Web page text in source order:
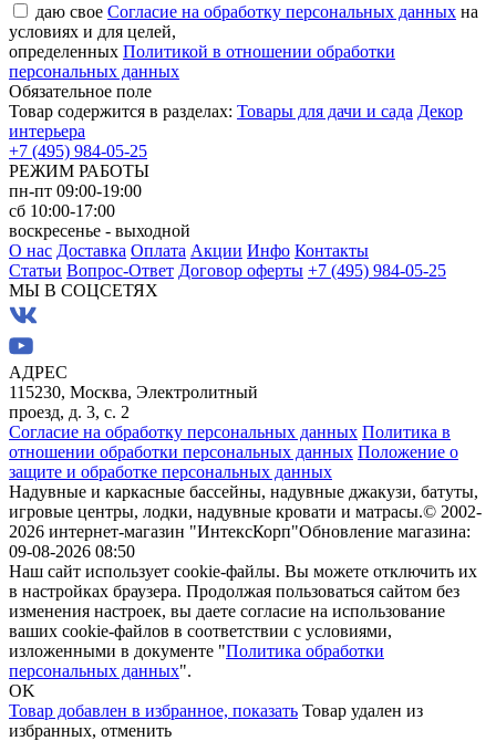
даю свое Согласие на обработку персональных данных на
условиях и для целей,
определенных Политикой в отношении обработки
персональных данных
Обязательное поле
Товар содержится в разделах: Товары для дачи и сада Декор
интерьера
+7 (495) 984-05-25
РЕЖИМ РАБОТЫ
пн-пт 09:00-19:00
сб 10:00-17:00
воскресенье - выходной
О нас Доставка Оплата Акции Инфо Контакты
Статьи Вопрос-Ответ Договор оферты +7 (495) 984-05-25
МЫ В СОЦСЕТЯХ
АДРЕС
115230, Москва, Электролитный
проезд, д. 3, с. 2
Согласие на обработку персональных данных Политика в
отношении обработки персональных данных Положение о
защите и обработке персональных данных
Надувные и каркасные бассейны, надувные джакузи, батуты,
игровые центры, лодки, надувные кровати и матрасы.© 2002-
2026 интернет-магазин "ИнтексКорп"Обновление магазина:
09-08-2026 08:50
Наш сайт использует cookie-файлы. Вы можете отключить их
в настройках браузера. Продолжая пользоваться сайтом без
изменения настроек, вы даете согласие на использование
ваших cookie-файлов в соответствии с условиями,
изложенными в документе "Политика обработки
персональных данных".
OK
Товар добавлен в избранное, показать Товар удален из
избранных, отменить